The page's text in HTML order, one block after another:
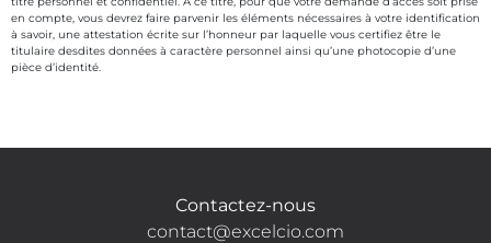
en compte, vous devrez faire parvenir les éléments nécessaires à votre identification
à savoir, une attestation écrite sur l’honneur par laquelle vous certifiez être le
titulaire desdites données à caractère personnel ainsi qu’une photocopie d’une
pièce d’identité.
Contactez-nous
contact@excelcio.com